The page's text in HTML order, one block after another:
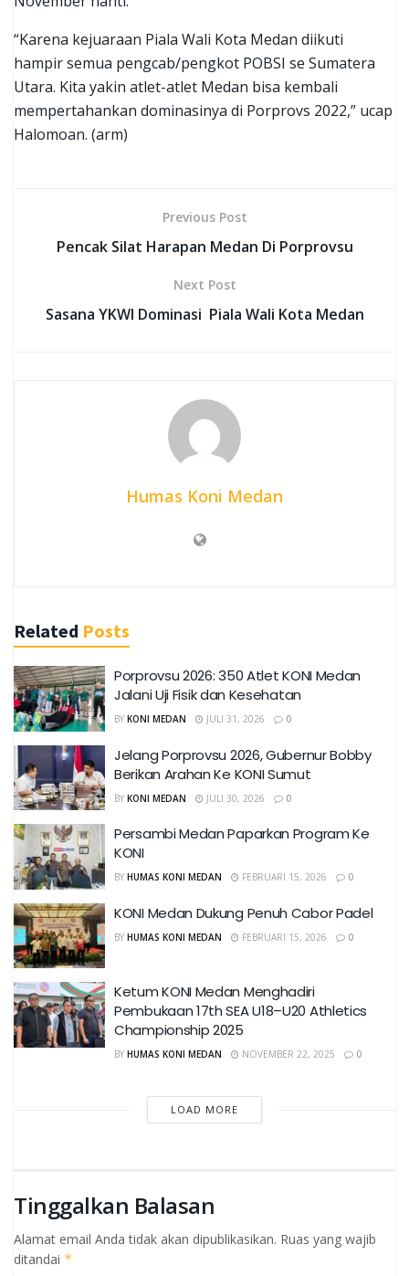
“Karena kejuaraan Piala Wali Kota Medan diikuti
hampir semua pengcab/pengkot POBSI se Sumatera
Utara. Kita yakin atlet-atlet Medan bisa kembali
mempertahankan dominasinya di Porprovs 2022,” ucap
Halomoan. (arm)
Previous Post
Pencak Silat Harapan Medan Di Porprovsu
Next Post
Sasana YKWI Dominasi Piala Wali Kota Medan
Humas Koni Medan
Related Posts
Porprovsu 2026: 350 Atlet KONI Medan
Jalani Uji Fisik dan Kesehatan
BY KONI MEDAN JULI 31, 2026 0
Jelang Porprovsu 2026, Gubernur Bobby
Berikan Arahan Ke KONI Sumut
BY KONI MEDAN JULI 30, 2026 0
Persambi Medan Paparkan Program Ke
KONI
BY HUMAS KONI MEDAN FEBRUARI 15, 2026 0
KONI Medan Dukung Penuh Cabor Padel
BY HUMAS KONI MEDAN FEBRUARI 15, 2026 0
Ketum KONI Medan Menghadiri
Pembukaan 17th SEA U18–U20 Athletics
Championship 2025
BY HUMAS KONI MEDAN NOVEMBER 22, 2025 0
LOAD MORE
Tinggalkan Balasan
Alamat email Anda tidak akan dipublikasikan. Ruas yang wajib
ditandai *